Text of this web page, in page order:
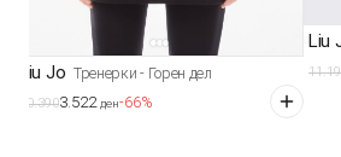
Liu Jo Тренерки - Горен дел
10.3903.522 ден-66%
Liu